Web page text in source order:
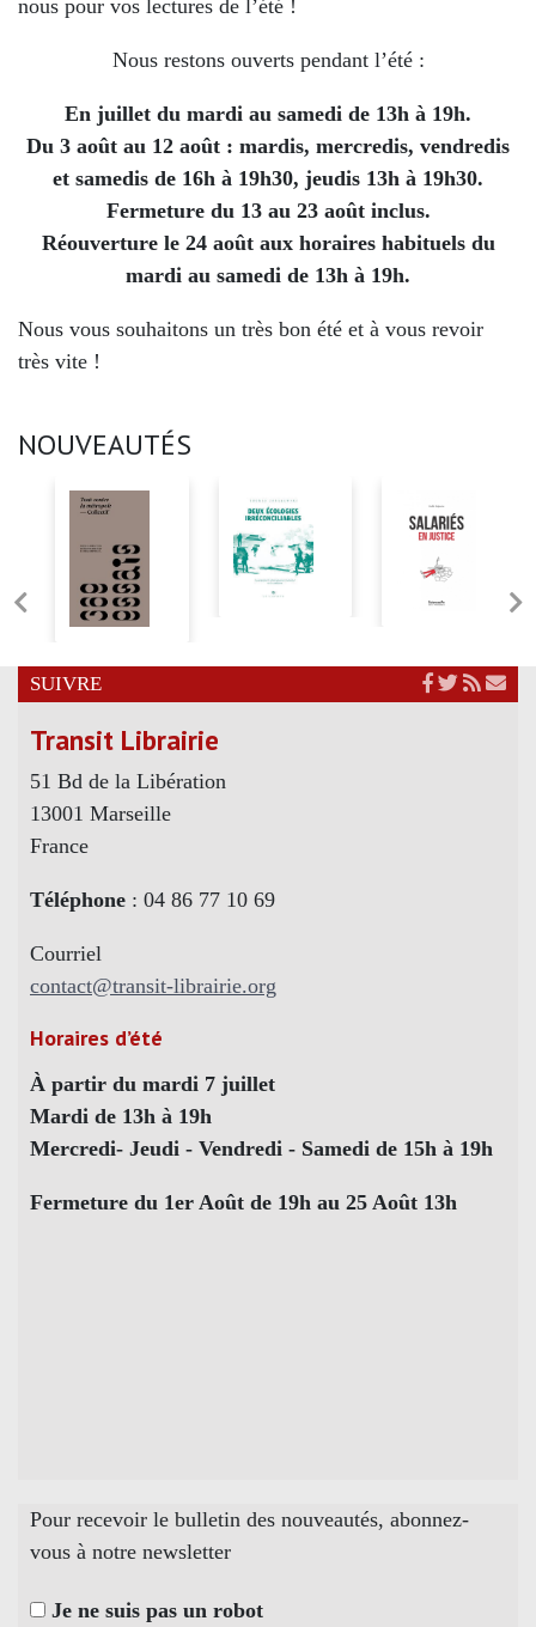
nous pour vos lectures de l’été !
Nous restons ouverts pendant l’été :
En juillet du mardi au samedi de 13h à 19h.
Du 3 août au 12 août : mardis, mercredis, vendredis
et samedis de 16h à 19h30, jeudis 13h à 19h30.
Fermeture du 13 au 23 août inclus.
Réouverture le 24 août aux horaires habituels du
mardi au samedi de 13h à 19h.
Nous vous souhaitons un très bon été et à vous revoir
très vite !
NOUVEAUTÉS
SUIVRE
Transit Librairie
51 Bd de la Libération
13001 Marseille
France
Téléphone : 04 86 77 10 69
Courriel
contact@transit-librairie.org
Horaires d’été
À partir du mardi 7 juillet
Mardi de 13h à 19h
Mercredi- Jeudi - Vendredi - Samedi de 15h à 19h
Fermeture du 1er Août de 19h au 25 Août 13h
Pour recevoir le bulletin des nouveautés, abonnez-
vous à notre newsletter
Je ne suis pas un robot